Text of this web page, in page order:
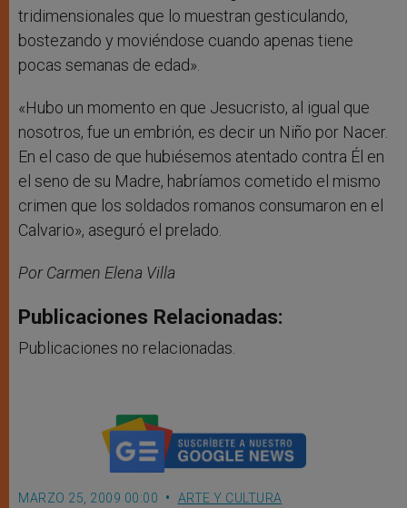
tridimensionales que lo muestran gesticulando,
bostezando y moviéndose cuando apenas tiene
pocas semanas de edad».
«Hubo un momento en que Jesucristo, al igual que
nosotros, fue un embrión, es decir un Niño por Nacer.
En el caso de que hubiésemos atentado contra Él en
el seno de su Madre, habríamos cometido el mismo
crimen que los soldados romanos consumaron en el
Calvario», aseguró el prelado.
Por Carmen Elena Villa
Publicaciones Relacionadas:
Publicaciones no relacionadas.
MARZO 25, 2009 00:00 ARTE Y CULTURA